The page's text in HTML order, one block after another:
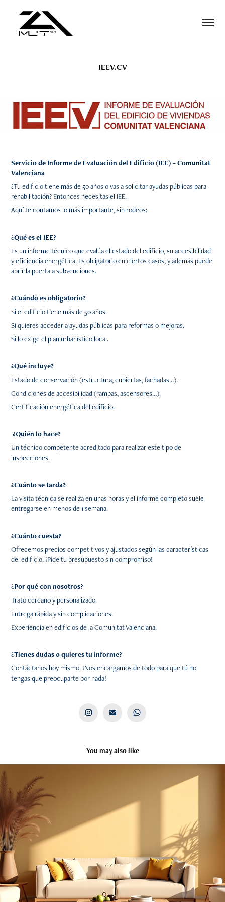
IEEV.CV
Servicio de Informe de Evaluación del Edificio (IEE) – Comunitat
Valenciana
¿Tu edificio tiene más de 50 años o vas a solicitar ayudas públicas para
rehabilitación? Entonces necesitas el IEE.
Aquí te contamos lo más importante, sin rodeos:
¿Qué es el IEE?
Es un informe técnico que evalúa el estado del edificio, su accesibilidad
y eficiencia energética. Es obligatorio en ciertos casos, y además puede
abrir la puerta a subvenciones.
¿Cuándo es obligatorio?
Si el edificio tiene más de 50 años.
Si quieres acceder a ayudas públicas para reformas o mejoras.
Si lo exige el plan urbanístico local.
¿Qué incluye?
Estado de conservación (estructura, cubiertas, fachadas…).
Condiciones de accesibilidad (rampas, ascensores…).
Certificación energética del edificio.
¿Quién lo hace?
Un técnico competente acreditado para realizar este tipo de
inspecciones.
¿Cuánto se tarda?
La visita técnica se realiza en unas horas y el informe completo suele
entregarse en menos de 1 semana.
¿Cuánto cuesta?
Ofrecemos precios competitivos y ajustados según las características
del edificio. ¡Pide tu presupuesto sin compromiso!
¿Por qué con nosotros?
Trato cercano y personalizado.
Entrega rápida y sin complicaciones.
Experiencia en edificios de la Comunitat Valenciana.
¿Tienes dudas o quieres tu informe?
Contáctanos hoy mismo. ¡Nos encargamos de todo para que tú no
tengas que preocuparte por nada!
You may also like